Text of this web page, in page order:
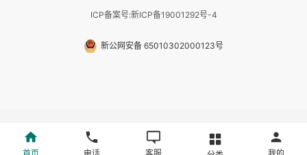
ICP备案号:新ICP备19001292号-4
新公网安备 65010302000123号
首页 电话 客服 我的